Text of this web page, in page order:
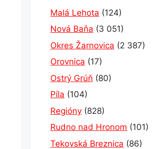
Malá Lehota (124)
Nová Baňa (3 051)
Okres Žarnovica (2 387)
Orovnica (17)
Ostrý Grúň (80)
Píla (104)
Regióny (828)
Rudno nad Hronom (101)
Tekovská Breznica (86)